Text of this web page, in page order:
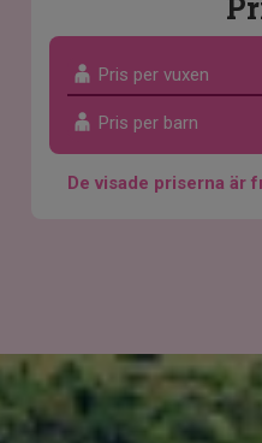
Pris per vuxen
Pris per barn
De visade priserna är